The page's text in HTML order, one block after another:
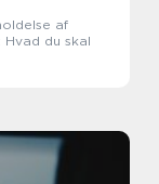
af
Hvad du skal